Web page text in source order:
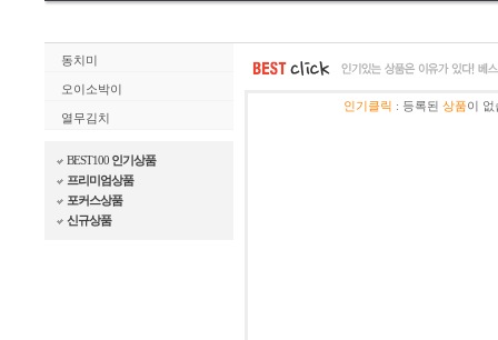
동치미
오이소박이
열무김치
BEST100 인기상품
프리미엄상품
포커스상품
신규상품
인기클릭 : 등록된 상품이 없